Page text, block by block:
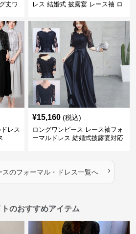
丈ワ
レス 結婚式 披露宴 レース袖 ロ
レス
¥15,160 (税込)
ロングワンピース レース袖フォ
ーマルドレス 結婚式披露宴対応
スのフォーマル・ドレス一覧へ ›
のおすすめアイテム